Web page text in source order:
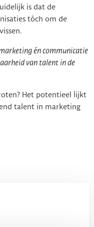
is dat de
tóch om de
én communicatie
van talent in de
Het potentieel lijkt
talent in marketing